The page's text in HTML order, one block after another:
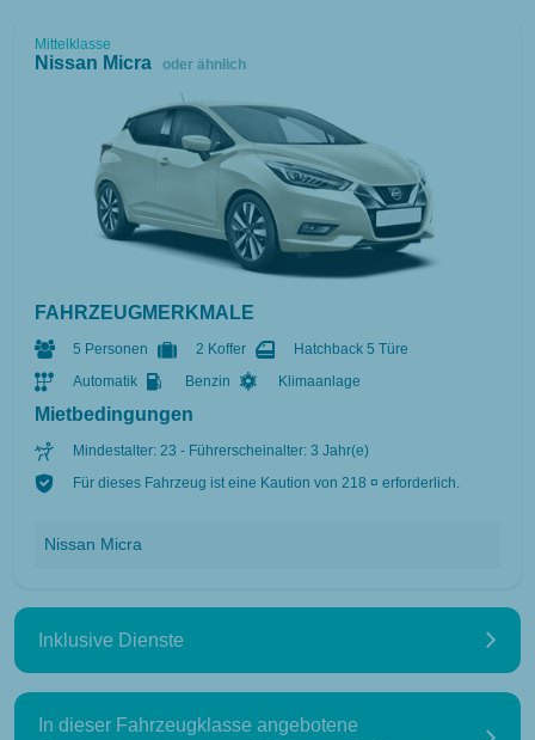
Mittelklasse
Nissan Micra oder ähnlich
FAHRZEUGMERKMALE
5 Personen 2 Koffer
Hatchback 5 Türe
Automatik
Benzin Klimaanlage
Mietbedingungen
Mindestalter: 23 - Führerscheinalter: 3 Jahr(e)
Für dieses Fahrzeug ist eine Kaution von 218 ¤ erforderlich.
Nissan Micra
Inklusive Dienste
In dieser Fahrzeugklasse angebotene